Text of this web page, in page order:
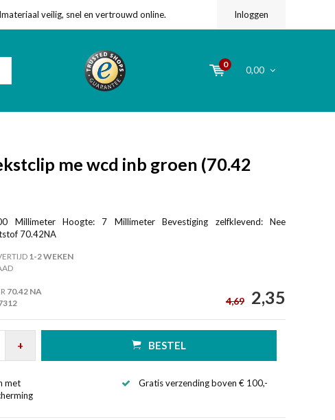
veilig, snel en vertrouwd online. Inloggen
0
0,00
me wcd inb groen (70.42
Millimeter Hoogte: 7 Millimeter Bevestiging zelfklevend: Nee
70.42NA
1-2 WEKEN
70.42 NA
4,69 2,35
+ BESTEL
met
Gratis verzending boven € 100,-